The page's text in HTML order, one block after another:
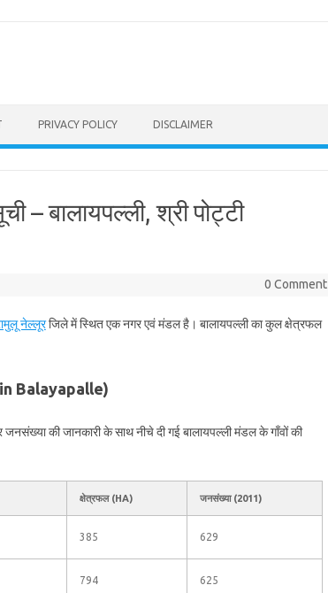
PRIVACY POLICY DISCLAIMER
– बालायपल्ली, श्री पोट्टी
0 Comment
नेल्लूरजिले में स्थित एक नगर एवं मंडल है। बालायपल्ली का कुल क्षेत्रफल
in Balayapalle)
की जानकारी के साथ नीचे दी गई बालायपल्ली मंडल के गाँवों की
क्षेत्रफल (HA) जनसंख्या (2011)
385 629
794 625